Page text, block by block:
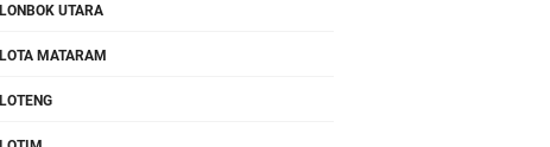
LONBOK UTARA
LOTA MATARAM
LOTENG